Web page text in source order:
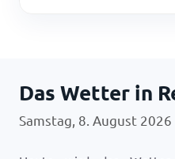
Das Wetter in
Samstag, 8. August 2026